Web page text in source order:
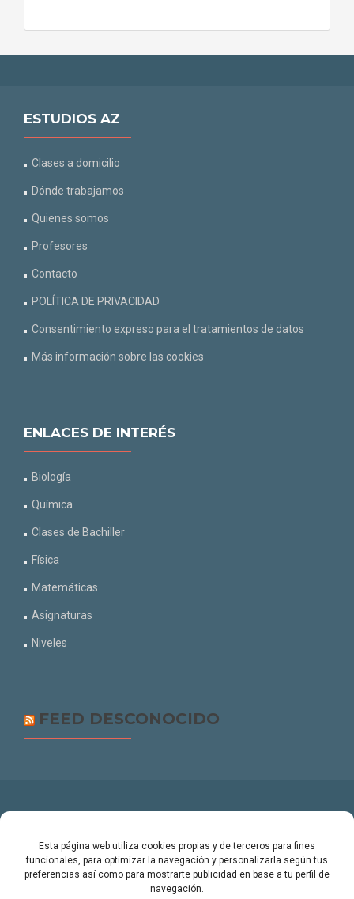
Esta página web utiliza cookies propias y de terceros para fines
funcionales, para optimizar la navegación y personalizarla según tus
preferencias así como para mostrarte publicidad en base a tu perfil de
navegación.
ESTUDIOS AZ
Clases a domicilio
Dónde trabajamos
Quienes somos
Profesores
Contacto
POLÍTICA DE PRIVACIDAD
Consentimiento expreso para el tratamientos de datos
Más información sobre las cookies
ENLACES DE INTERÉS
Biología
Química
Clases de Bachiller
Física
Matemáticas
Asignaturas
Niveles
FEED DESCONOCIDO
info@estudiosaz.com